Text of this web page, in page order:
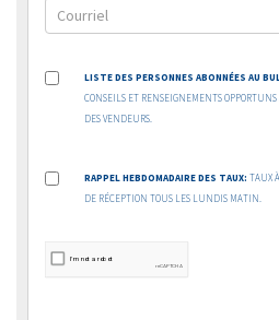
LISTE DES PERSONNES ABONNÉES AU
CONSEILS ET RENSEIGNEMENTS
DES VENDEURS.
RAPPEL HEBDOMADAIRE DES TAUX: TAUX
DE RÉCEPTION TOUS LES LUNDIS MATIN.